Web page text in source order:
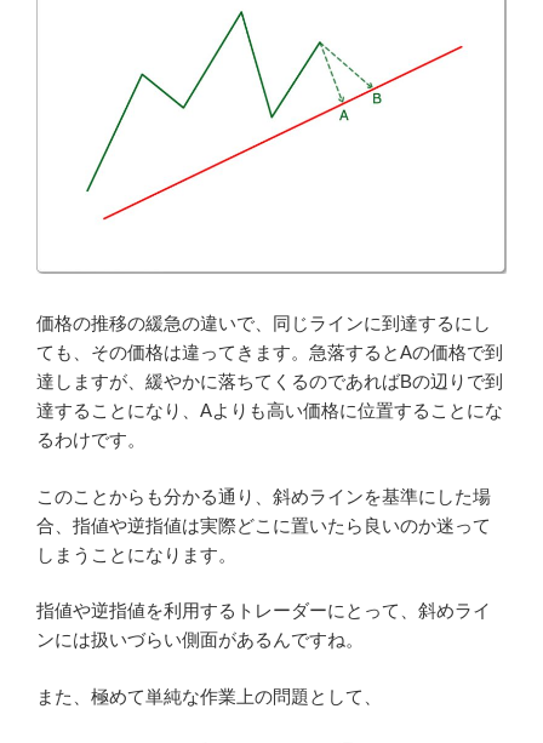
価格の推移の緩急の違いで、同じラインに到達するにし
ても、その価格は違ってきます。急落するとAの価格で到
達しますが、緩やかに落ちてくるのであればBの辺りで到
達することになり、Aよりも高い価格に位置することにな
るわけです。
このことからも分かる通り、斜めラインを基準にした場
合、指値や逆指値は実際どこに置いたら良いのか迷って
しまうことになります。
指値や逆指値を利用するトレーダーにとって、斜めライ
ンには扱いづらい側面があるんですね。
また、極めて単純な作業上の問題として、